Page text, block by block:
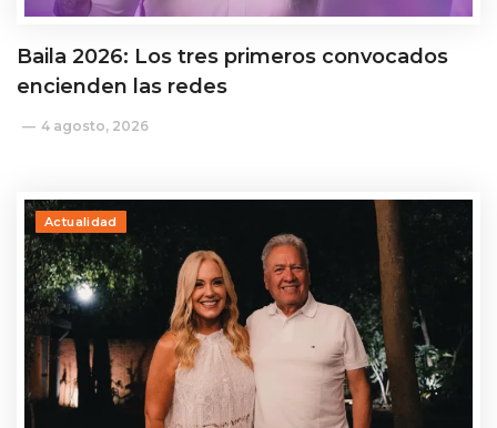
Baila 2026: Los tres primeros convocados
encienden las redes
4 agosto, 2026
Actualidad